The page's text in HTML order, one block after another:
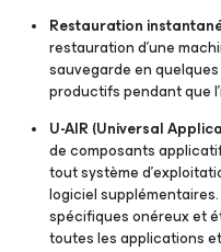
Restauration
restauration d’une
sauvegarde en
productifs pendant que
U-AIR(Universal
de composants
tout système
logiciel
spécifiques onéreux et
toutes les applications